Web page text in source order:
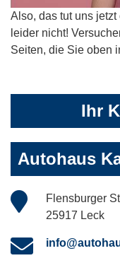
Also, das tut uns
leider nicht!
Seiten, die Sie oben
Ihr
Autohaus
Flensburger
25917 Leck